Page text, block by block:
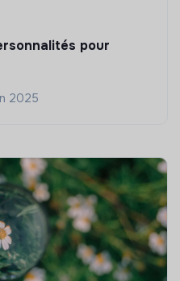
pour
2025